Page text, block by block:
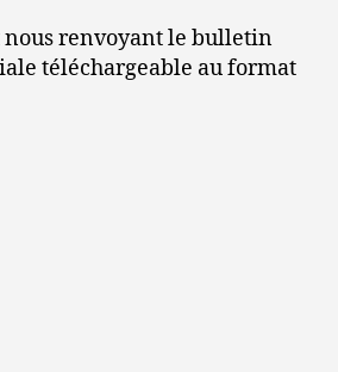
nous renvoyant le bulletin
téléchargeable au format